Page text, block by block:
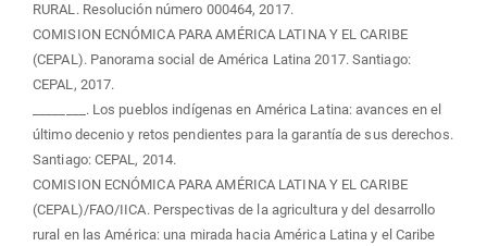
RURAL. Resolución número 000464, 2017.
COMISION ECNÓMICA PARA AMÉRICA LATINA Y EL CARIBE
(CEPAL). Panorama social de América Latina 2017. Santiago:
CEPAL, 2017.
________. Los pueblos indígenas en América Latina: avances en el
último decenio y retos pendientes para la garantía de sus derechos.
Santiago: CEPAL, 2014.
COMISION ECNÓMICA PARA AMÉRICA LATINA Y EL CARIBE
(CEPAL)/FAO/IICA. Perspectivas de la agricultura y del desarrollo
rural en las América: una mirada hacia América Latina y el Caribe